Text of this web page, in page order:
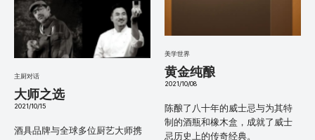
主厨对话
大师之选
2021/10/15
酒具品牌与全球多位厨艺大师携
美学世界
黄金纯酿
2021/10/08
陈酿了八十年的威士忌与为其特
制的酒瓶和橡木盒，成就了威士
忌历史上的传奇经典。